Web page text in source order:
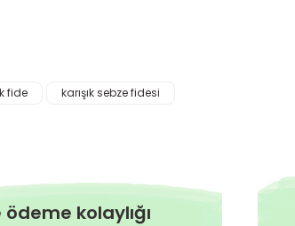
fide karışık sebze fidesi
kolaylığı